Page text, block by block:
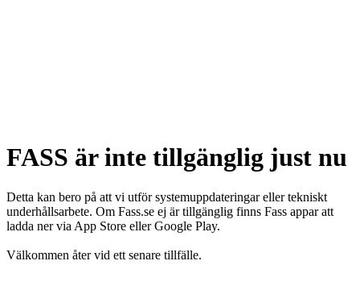
FASS är inte tillgänglig just nu
Detta kan bero på att vi utför systemuppdateringar eller tekniskt
underhållsarbete. Om Fass.se ej är tillgänglig finns Fass appar att
ladda ner via App Store eller Google Play.
Välkommen åter vid ett senare tillfälle.